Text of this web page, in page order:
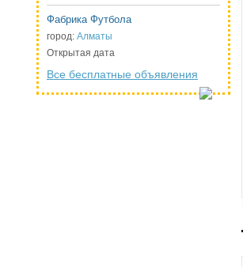
Фабрика Футбола
город: Алматы
Открытая дата
Все бесплатные объявления